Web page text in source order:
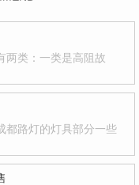
两类：一类是高阻故
都路灯的灯具部分一些